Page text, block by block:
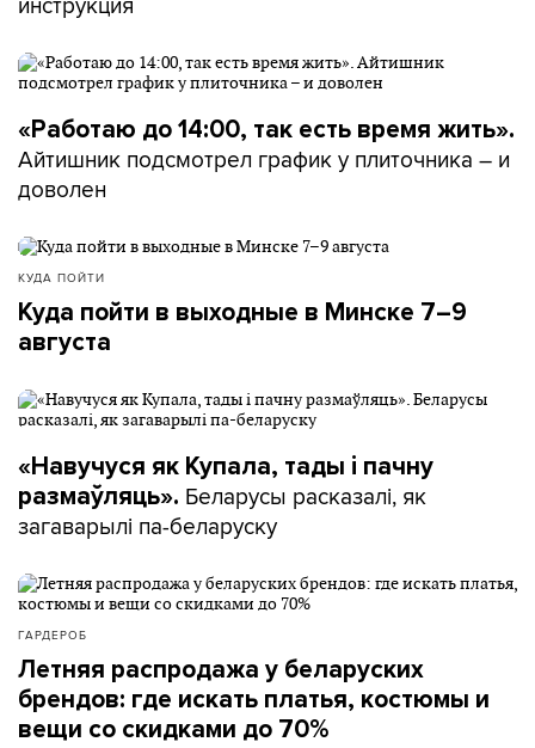
«Работаю до 14:00, так есть время жить».
Айтишник подсмотрел график у плиточника – и
доволен
КУДА ПОЙТИ
Куда пойти в выходные в Минске 7–9
августа
«Навучуся як Купала, тады і пачну
размаўляць». Беларусы расказалі, як
загаварылі па-беларуску
ГАРДЕРОБ
Летняя распродажа у беларуских
брендов: где искать платья, костюмы и
вещи со скидками до 70%